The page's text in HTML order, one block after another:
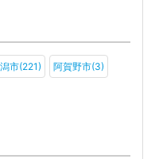
他(2)
市(221) 阿賀野市(3)